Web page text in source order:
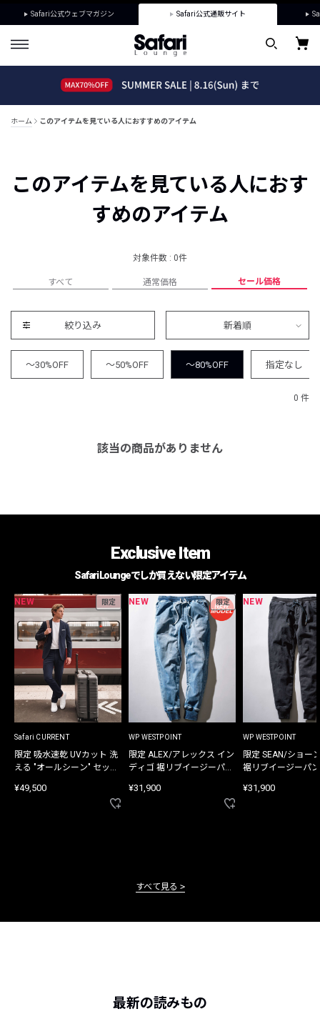
Safari公式ウェブマガジン Safari公式通販サイト
ホーム このアイテムを見ている人におすすめのアイテム
このアイテムを見ている人におす
すめのアイテム
対象件数 : 0件
すべて 通常価格 セール価格
絞り込み 新着順
～30%OFF ～50%OFF ～80%OFF 指定なし
0 件
該当の商品がありません
Exclusive Item
Safari Loungeでしか買えない限定アイテム
NEW 限定
Safari CURRENT
限定 吸水速乾 UVカット 洗
える "オールシーン" セット
¥49,500
NEW 限定
WP WESTPOINT
限定 ALEX/アレックス イン
ディゴ 裾リブイージーパン
¥31,900
NEW
WP WESTPOINT
限定 SEAN/ショー
裾リブイージーパ
¥31,900
すべて見る
最新の読みもの